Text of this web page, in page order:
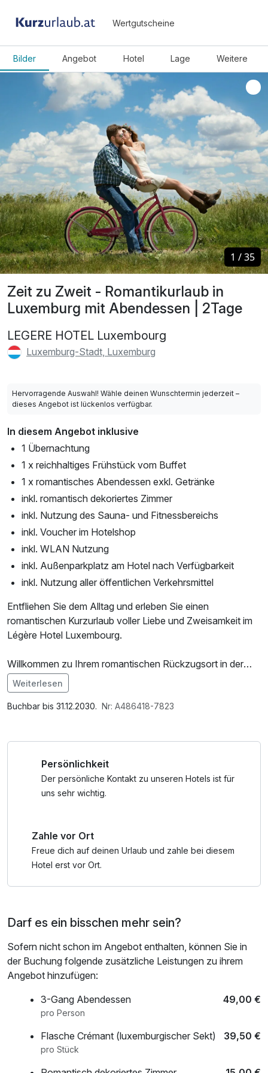
Wertgutscheine
Bilder Angebot Hotel Lage Weitere
Zeit zu Zweit - Romantikurlaub in
Luxemburg mit Abendessen | 2Tage
LEGERE HOTEL Luxembourg
Luxemburg-Stadt, Luxemburg
1 /35
1 /35
Hervorragende Auswahl! Wähle deinen Wunschtermin jederzeit –
dieses Angebot ist lückenlos verfügbar.
In diesem Angebot inklusive
1 Übernachtung
1 x reichhaltiges Frühstück vom Buffet
1 x romantisches Abendessen exkl. Getränke
inkl. romantisch dekoriertes Zimmer
inkl. Nutzung des Sauna- und Fitnessbereichs
inkl. Voucher im Hotelshop
inkl. WLAN Nutzung
inkl. Außenparkplatz am Hotel nach Verfügbarkeit
inkl. Nutzung aller öffentlichen Verkehrsmittel
Entfliehen Sie dem Alltag und erleben Sie einen
romantischen Kurzurlaub voller Liebe und Zweisamkeit im
Légère Hotel Luxembourg.
Willkommen zu Ihrem romantischen Rückzugsort in der
bezaubernden Stadt Luxemburg! Mit seiner modernen
Eleganz und seinen 156 stilvollen Design-Zimmern bietet
das Hotel die perfekte Kulisse für unvergessliche Momente
verwöhnen Sie Ihren Gaumen mit einem exquisiten 3-
Gänge-Menü im hoteleigenen Restaurant.
Nach einem romantischen Abendessen können Sie den
Spaziergang durch die malerischen Straßen der Stadt.
Erleben Sie gemeinsam mit Ihrem Partner einen
Im Angebot enthalten
1 Flasche Mineralwasser, Saunabenutzung, Nutzung des
Wellnessbereich nach check out
Weiterlesen
Buchbar bis 31.12.2030. Nr: A486418-7823
Persönlichkeit
Der persönliche Kontakt zu unseren Hotels ist für
uns sehr wichtig.
Zahle vor Ort
Freue dich auf deinen Urlaub und zahle bei diesem
Hotel erst vor Ort.
Darf es ein bisschen mehr sein?
Sofern nicht schon im Angebot enthalten, können Sie in
der Buchung folgende zusätzliche Leistungen zu ihrem
Angebot hinzufügen:
3-Gang Abendessen
49,00 €
pro Person
Flasche Crémant (luxemburgischer Sekt) 39,50 €
pro Stück